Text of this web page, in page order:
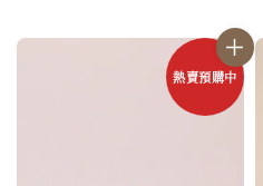
熱賣預購中